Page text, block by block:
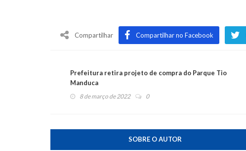
Compartilhar Compartilhar no Facebook
Prefeitura retira projeto de compra do Parque Tio
Manduca
8 de março de 2022 0
SOBRE O AUTOR